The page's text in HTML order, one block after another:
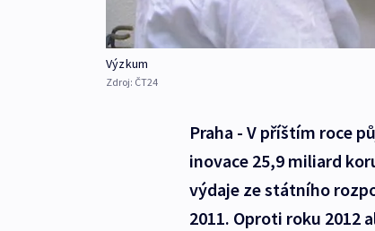
Výzkum
Zdroj: ČT24
Praha - V příštím roce
inovace 25,9 miliard
výdaje ze státního
2011. Oproti roku 2012